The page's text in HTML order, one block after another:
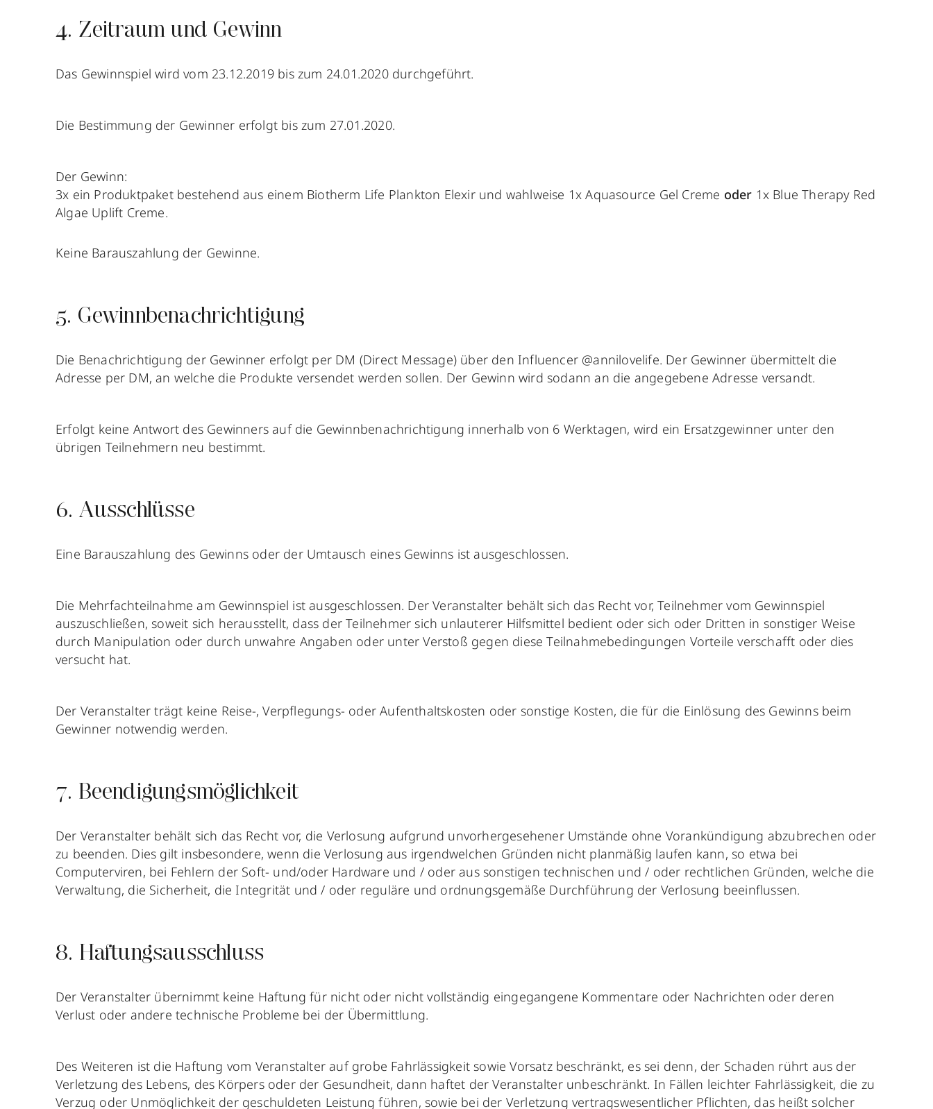
4. Zeitraum und Gewinn
Das Gewinnspiel wird vom 23.12.2019 bis zum 24.01.2020 durchgeführt.
Die Bestimmung der Gewinner erfolgt bis zum 27.01.2020.
Der Gewinn:
3x ein Produktpaket bestehend aus einem Biotherm Life Plankton Elexir und wahlweise 1x Aquasource Gel Creme oder 1x Blue Therapy Red
Algae Uplift Creme.
Keine Barauszahlung der Gewinne.
5. Gewinnbenachrichtigung
Die Benachrichtigung der Gewinner erfolgt per DM (Direct Message) über den Influencer @annilovelife. Der Gewinner übermittelt die
Adresse per DM, an welche die Produkte versendet werden sollen. Der Gewinn wird sodann an die angegebene Adresse versandt.
Erfolgt keine Antwort des Gewinners auf die Gewinnbenachrichtigung innerhalb von 6 Werktagen, wird ein Ersatzgewinner unter den
übrigen Teilnehmern neu bestimmt.
6. Ausschlüsse
Eine Barauszahlung des Gewinns oder der Umtausch eines Gewinns ist ausgeschlossen.
Die Mehrfachteilnahme am Gewinnspiel ist ausgeschlossen. Der Veranstalter behält sich das Recht vor, Teilnehmer vom Gewinnspiel
auszuschließen, soweit sich herausstellt, dass der Teilnehmer sich unlauterer Hilfsmittel bedient oder sich oder Dritten in sonstiger Weise
durch Manipulation oder durch unwahre Angaben oder unter Verstoß gegen diese Teilnahmebedingungen Vorteile verschafft oder dies
versucht hat.
Der Veranstalter trägt keine Reise-, Verpflegungs- oder Aufenthaltskosten oder sonstige Kosten, die für die Einlösung des Gewinns beim
Gewinner notwendig werden.
7. Beendigungsmöglichkeit
Der Veranstalter behält sich das Recht vor, die Verlosung aufgrund unvorhergesehener Umstände ohne Vorankündigung abzubrechen oder
zu beenden. Dies gilt insbesondere, wenn die Verlosung aus irgendwelchen Gründen nicht planmäßig laufen kann, so etwa bei
Computerviren, bei Fehlern der Soft- und/oder Hardware und / oder aus sonstigen technischen und / oder rechtlichen Gründen, welche die
Verwaltung, die Sicherheit, die Integrität und / oder reguläre und ordnungsgemäße Durchführung der Verlosung beeinflussen.
8. Haftungsausschluss
Der Veranstalter übernimmt keine Haftung für nicht oder nicht vollständig eingegangene Kommentare oder Nachrichten oder deren
Verlust oder andere technische Probleme bei der Übermittlung.
Des Weiteren ist die Haftung vom Veranstalter auf grobe Fahrlässigkeit sowie Vorsatz beschränkt, es sei denn, der Schaden rührt aus der
Verletzung des Lebens, des Körpers oder der Gesundheit, dann haftet der Veranstalter unbeschränkt. In Fällen leichter Fahrlässigkeit, die zu
Verzug oder Unmöglichkeit der geschuldeten Leistung führen, sowie bei der Verletzung vertragswesentlicher Pflichten, das heißt solcher